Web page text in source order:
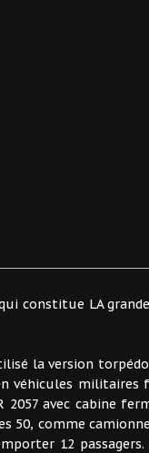
constitue LA
la version
véhicules
avec cabine
50, comme
12